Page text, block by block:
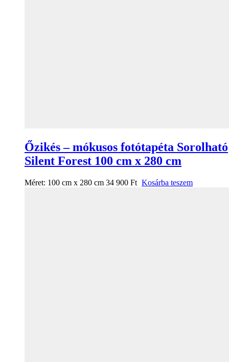
Őzikés – mókusos fotótapéta Sorolható
Silent Forest 100 cm x 280 cm
Méret: 100 cm x 280 cm 34 900 Ft Kosárba teszem